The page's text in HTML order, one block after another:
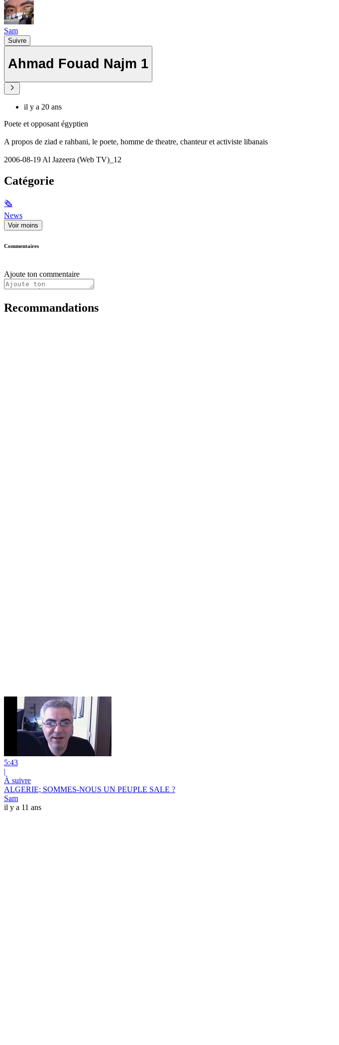
Sam
Suivre
Ahmad Fouad Najm 1
il y a 20 ans
Poete et opposant égyptien
A propos de ziad e rahbani, le poete, homme de theatre, chanteur et activiste libanais
2006-08-19 Al Jazeera (Web TV)_12
Catégorie
🗞
News
Voir moins
Commentaires
Ajoute ton commentaire
Recommandations
5:43
|
À suivre
ALGERIE; SOMMES-NOUS UN PEUPLE SALE ?
Sam
il y a 11 ans